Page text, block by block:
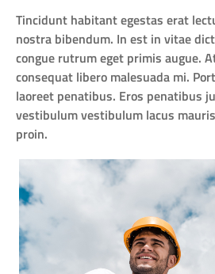
Tincidunt habitant egestas erat
nostra bibendum. In est in vitae
congue rutrum eget primis augue.
consequat libero malesuada mi.
laoreet penatibus. Eros penatibus
vestibulum vestibulum lacus
proin.